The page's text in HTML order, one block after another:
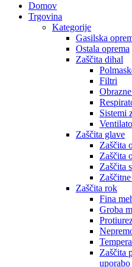
Domov
Trgovina
Kategorije
Gasilska
Ostala oprema
Zaščita dihal
Filtri
Sistemi
Zaščita glave
Zaščita
Zaščita
Zaščita
Zaščita rok
Fina
Groba
Zaščita
uporabo